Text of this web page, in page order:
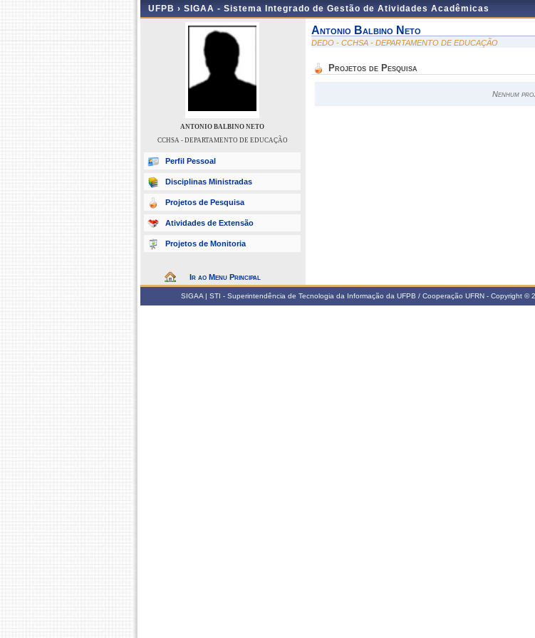
UFPB › SIGAA - Sistema Integrado de Gestão de Atividades Acadêmicas
ANTONIO BALBINO NETO
CCHSA - DEPARTAMENTO DE EDUCAÇÃO
Perfil Pessoal
Disciplinas Ministradas
Projetos de Pesquisa
Atividades de Extensão
Projetos de Monitoria
Ir ao Menu Principal
Antonio Balbino Neto
DEDO - CCHSA - DEPARTAMENTO DE EDUCAÇÃO
Projetos de Pesquisa
Nenhum
SIGAA | STI - Superintendência de Tecnologia da Informação da UFPB / Cooperação UFRN - Copyright